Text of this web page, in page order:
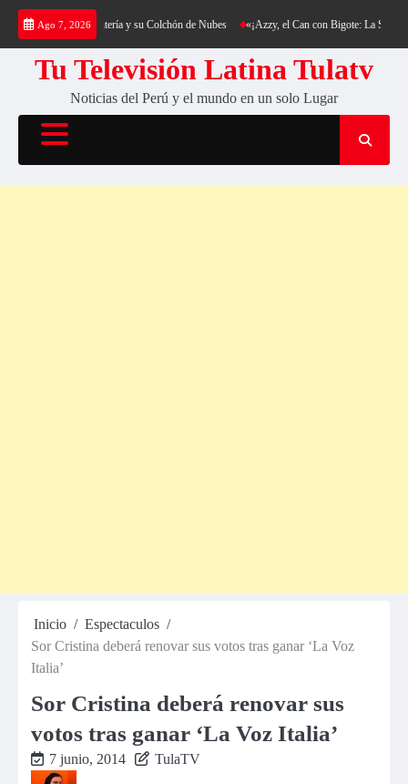
Saltar
contenido
Ago 7, 2026
al Cerro Cantería y su Colchón de Nubes «¡Azzy, el Can con Bigote: La
Tu Televisión Latina Tulatv
Noticias del Perú y el mundo en un solo Lugar
Inicio
Espectaculos
Sor Cristina deberá renovar sus votos tras ganar ‘La Voz
Italia’
Sor Cristina deberá renovar sus
votos tras ganar ‘La Voz Italia’
7 junio, 2014 TulaTV